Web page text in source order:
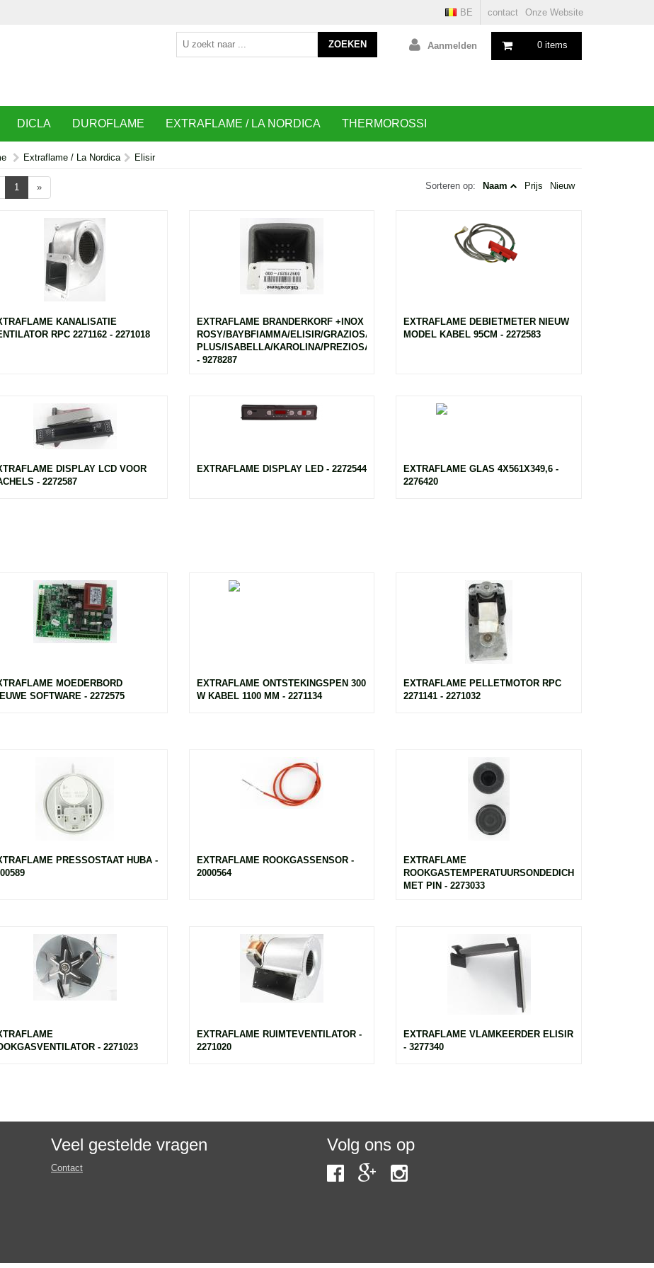
contact Onze Website
BE
0 items
Aanmelden
ZOEKEN
DICLA DUROFLAME EXTRAFLAME / LA NORDICA THERMOROSSI
Extraflame / La Nordica Elisir
1 » Sorteren op: Naam Prijs Nieuw
KANALISATIE
RPC 2271162 - 2271018
EXTRAFLAME BRANDERKORF +INOX
ROSY/BAYBFIAMMA/ELISIR/GRAZIOSA
PLUS/ISABELLA/KAROLINA/PREZIOSA
- 9278287
EXTRAFLAME DEBIETMETER NIEUW
MODEL KABEL 95CM - 2272583
DISPLAY LCD VOOR
- 2272587
EXTRAFLAME DISPLAY LED - 2272544
EXTRAFLAME GLAS 4X561X349,6 -
2276420
MOEDERBORD
SOFTWARE - 2272575
EXTRAFLAME ONTSTEKINGSPEN 300
W KABEL 1100 MM - 2271134
EXTRAFLAME PELLETMOTOR RPC
2271141 - 2271032
PRESSOSTAAT HUBA -
EXTRAFLAME ROOKGASSENSOR -
2000564
EXTRAFLAME
ROOKGASTEMPERATUURSONDEDICHTING
MET PIN - 2273033
- 2271023
EXTRAFLAME RUIMTEVENTILATOR -
2271020
EXTRAFLAME VLAMKEERDER ELISIR
- 3277340
Veel gestelde vragen
Contact
Volg ons op